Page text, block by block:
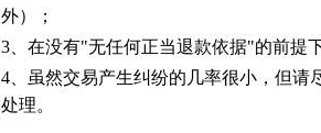
外）；
3、在没有"无任何正当退款依据"的前提
4、虽然交易产生纠纷的几率很小，但
处理。